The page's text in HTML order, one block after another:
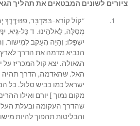
ציורים לשונים המבטאים את תהליך
“קוֹל קוֹרֵא–בַּמִּדְבָּר, פַּנּוּ דֶּרֶךְ
מְסִלָּה, לֵאלֹהֵינוּ. ד כָּל-גֶּיא,
יִשְׁפָּלוּ; וְהָיָה הֶעָקֹב לְמִישׁוֹר,
הנביא מדמה את הדרך
הגאולה. יצא קול המכריז על
האל. שהאדמה, הדרך תהיה
ישראל כמו כביש סלול. כל
מקום נמוך ] יורם ואילו
שהדרך העקומה ובעלת
והבליטות תהפוך להיות